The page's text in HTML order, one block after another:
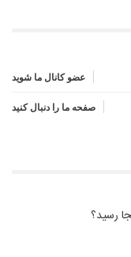
عضو کانال ما شوید
صفحه ما را دنبال کنید
رسید؟